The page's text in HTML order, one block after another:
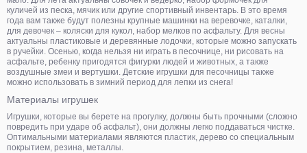
куличей из песка, мячик или другие спортивный инвентарь. В это время
года вам также будут полезны крупные машинки на веревочке, каталки,
для девочек – коляски для кукол, набор мелков по асфальту. Для весны
актуальны пластиковые и деревянные лодочки, которые можно запускать
в ручейки. Осенью, когда нельзя ни играть в песочнице, ни рисовать на
асфальте, ребенку пригодятся фигурки людей и животных, а также
воздушные змеи и вертушки. Детские игрушки для песочницы также
можно использовать в зимний период для лепки из снега!
Материалы игрушек
Игрушки, которые вы берете на прогулку, должны быть прочными (сложно
повредить при ударе об асфальт), они должны легко поддаваться чистке.
Оптимальными материалами являются пластик, дерево со специальным
покрытием, резина, металлы.